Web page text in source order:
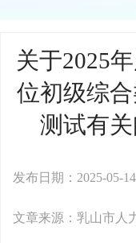
关于2025
位初级综
测试有关
发布日期：2025-05-
文章来源：乳山市人